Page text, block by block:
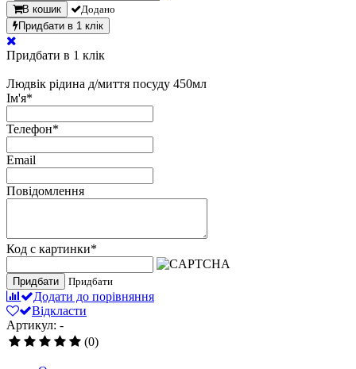
В кошик
Додано
Придбати в 1 клік
Придбати в 1 клік
Людвік рідина д/миття посуду 450мл
Ім'я*
Телефон*
Email
Повідомлення
Код с картинки*
Придбати Придбати
Додати до порівняння
Відкласти
Артикул: -
(0)